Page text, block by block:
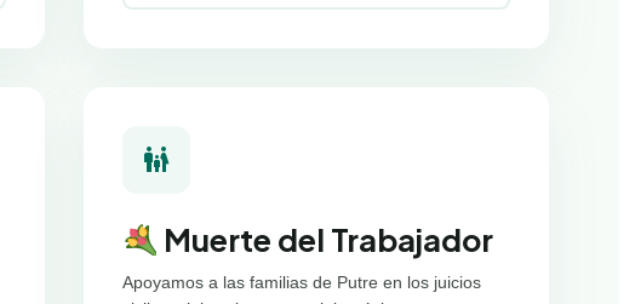
family_restroom
Muerte del Trabajador
Apoyamos a las familias de Putre en los juicios